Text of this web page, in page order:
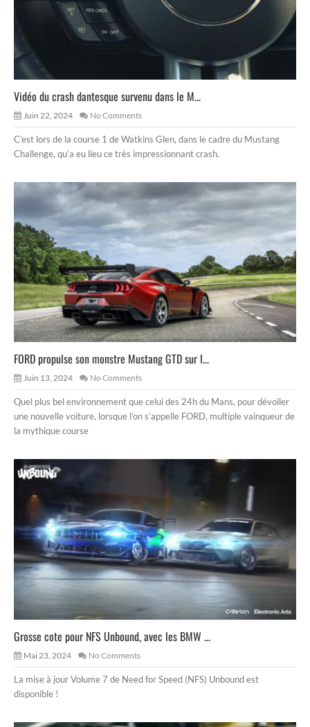
Vidéo du crash dantesque survenu dans le M...
Juin 22, 2024 No Comments
C’est lors de la course 1 de Watkins Glen, dans le cadre du Mustang
Challenge, qu’a eu lieu ce très impressionnant crash.
FORD propulse son monstre Mustang GTD sur l...
Juin 13, 2024 No Comments
Quel plus bel environnement que celui des 24h du Mans, pour dévoiler
une nouvelle voiture, lorsque l’on s’appelle FORD, multiple vainqueur de
la mythique course
Grosse cote pour NFS Unbound, avec les BMW ...
Mai 23, 2024 No Comments
La mise à jour Volume 7 de Need for Speed (NFS) Unbound est
disponible !